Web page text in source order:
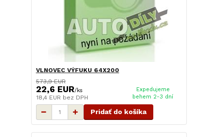
VLNOVEC VÝFUKU 64X200
573,9 EUR
22,6 EUR/ks
18,4 EUR bez DPH
Expedujeme
behem 2-3 dní
Pridať do košíka